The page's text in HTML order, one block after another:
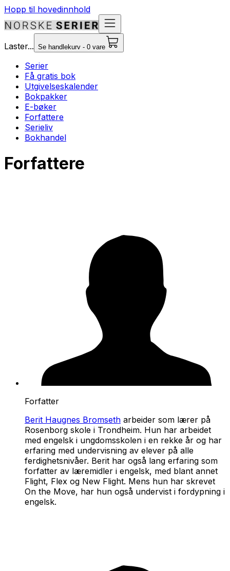
Hopp til hovedinnhold
Laster... Se handlekurv - 0 vare
Serier
Få gratis bok
Utgivelseskalender
Bokpakker
E-bøker
Forfattere
Serieliv
Bokhandel
Forfattere
Forfatter
Berit Haugnes Bromseth arbeider som lærer på
Rosenborg skole i Trondheim. Hun har arbeidet
med engelsk i ungdomsskolen i en rekke år og har
erfaring med undervisning av elever på alle
ferdighetsnivåer. Berit har også lang erfaring som
forfatter av læremidler i engelsk, med blant annet
Flight, Flex og New Flight. Mens hun har skrevet
On the Move, har hun også undervist i fordypning i
engelsk.